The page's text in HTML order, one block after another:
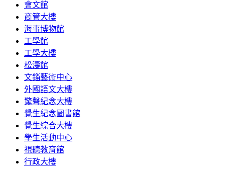
會文館
商管大樓
海事博物館
工學館
工學大樓
松濤館
文錙藝術中心
外國語文大樓
驚聲紀念大樓
覺生紀念圖書館
覺生綜合大樓
學生活動中心
視聽教育館
行政大樓